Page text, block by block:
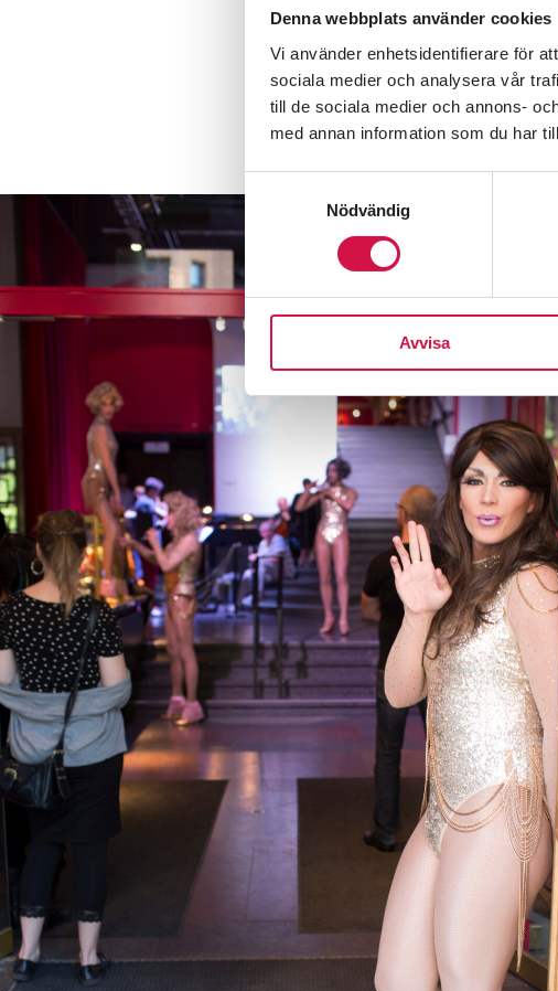
Denna webbplats använder cookies
Vi använder enhetsidentifierare för
sociala medier och analysera vår
till de sociala medier och annons-
med annan information som du har
Nödvändig
Avvisa
Folkoperan,
Biljetter:08-616